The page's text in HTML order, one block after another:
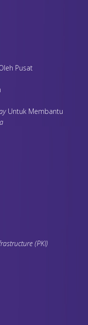
Pusat
Untuk Membantu
(PKI)